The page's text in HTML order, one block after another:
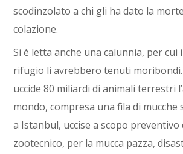
scodinzolato a chi gli ha dato la
colazione.
Si è letta anche una calunnia, per cui
rifugio li avrebbero tenuti moribondi.
uccide 80 miliardi di animali terrestri
mondo, compresa una fila di mucche
a Istanbul, uccise a scopo
zootecnico, per la mucca pazza,